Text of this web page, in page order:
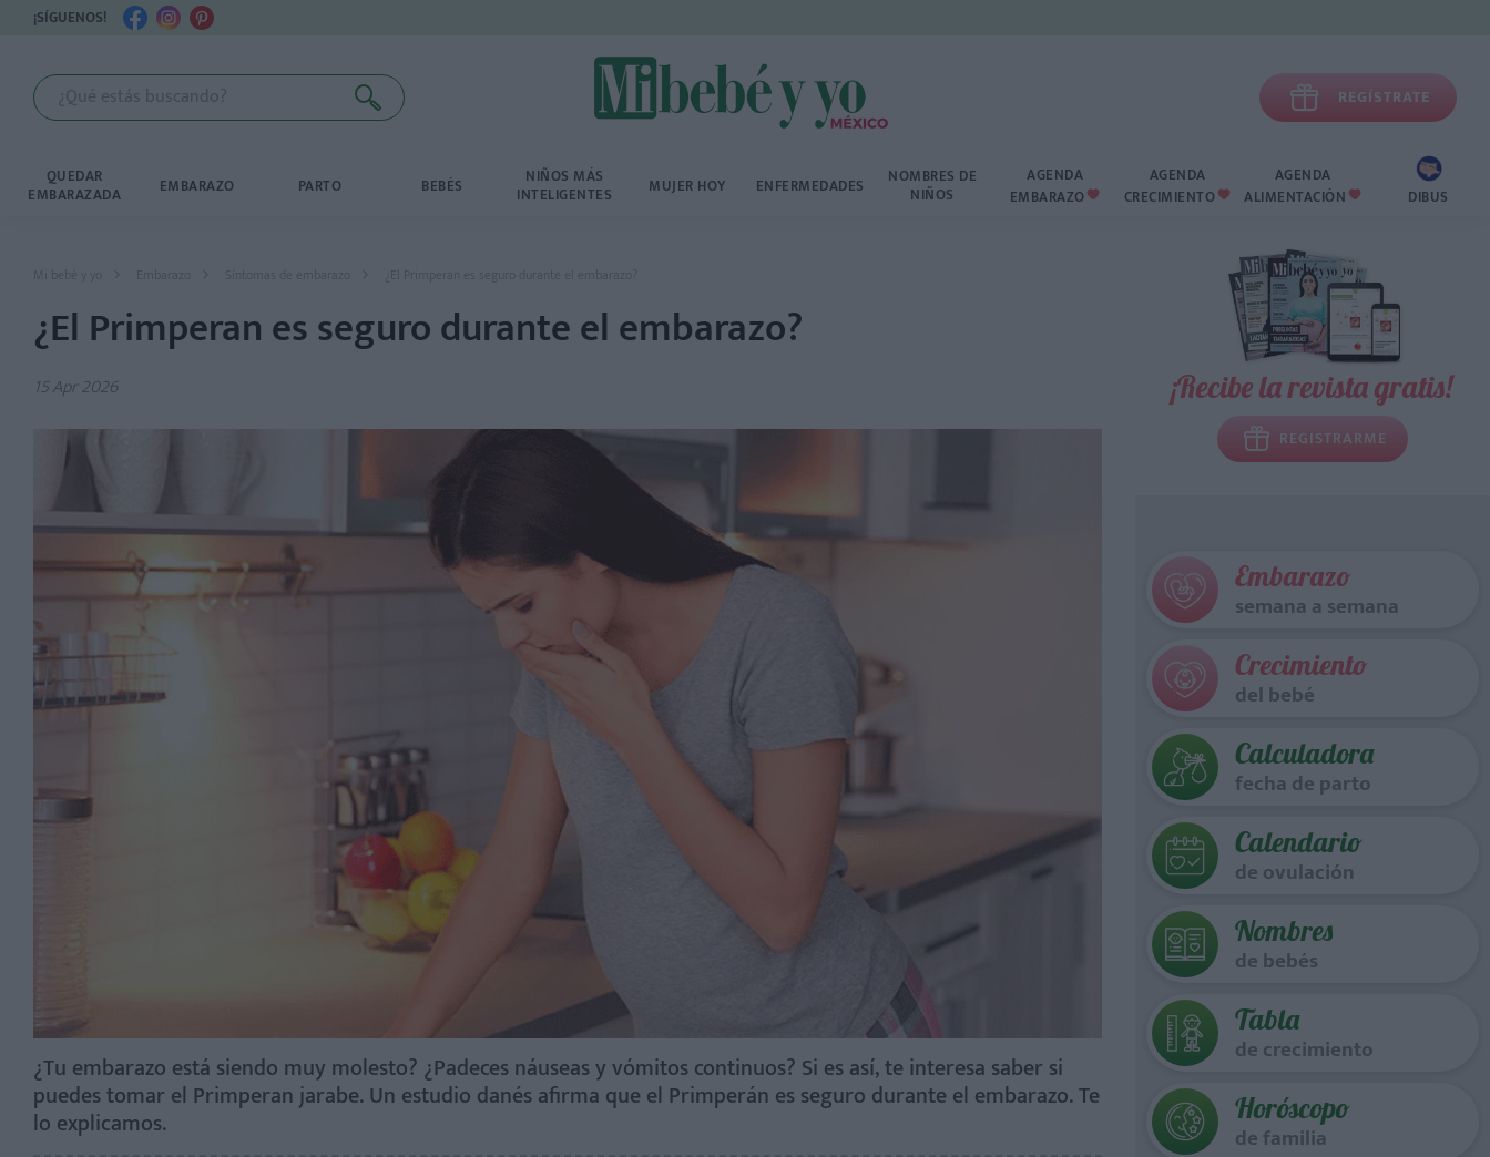
¡SÍGUENOS!
 REGÍSTRATE
QUEDAR
EMBARAZADA EMBARAZO PARTO BEBÉS NIÑOS MÁS
INTELIGENTES MUJER HOY ENFERMEDADES NOMBRES DE
NIÑOS
AGENDA
EMBARAZO 
AGENDA
CRECIMIENTO 
AGENDA
ALIMENTACIÓN  DIBUS
Mi bebé y yo Embarazo Síntomas de embarazo ¿El Primperan es seguro durante el embarazo?
¿El Primperan es seguro durante el embarazo?
15 Apr 2026
¿Tu embarazo está siendo muy molesto? ¿Padeces náuseas y vómitos continuos? Si es así, te interesa saber si
puedes tomar el Primperan jarabe. Un estudio danés afirma que el Primperán es seguro durante el embarazo. Te
lo explicamos.
¡Recibe la revista gratis!
REGISTRARME
Embarazo
semana a semana
Crecimiento
del bebé
Calculadora
fecha de parto
Calendario
de ovulación
Nombres
de bebés
Tabla
de crecimiento
Horóscopo
de familia